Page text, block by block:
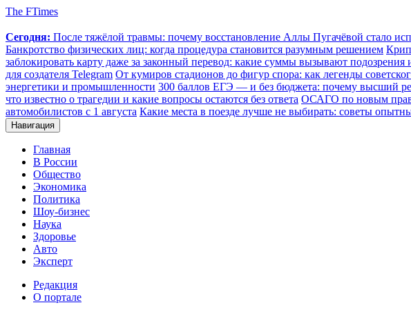
The FTimes
Сегодня: После тяжёлой травмы: почему восстановление Аллы Пугачёвой стало
Банкротство физических лиц: когда процедура становится разумным решением
заблокировать карту даже за законный перевод: какие суммы вызывают подозрения
для создателя Telegram От кумиров стадионов до фигур спора: как легенды
энергетики и промышленности 300 баллов ЕГЭ — и без бюджета: почему высший
что известно о трагедии и какие вопросы остаются без ответа ОСАГО по новым
автомобилистов с 1 августа Какие места в поезде лучше не выбирать: советы
Навигация
Главная
В России
Общество
Экономика
Политика
Шоу-бизнес
Наука
Здоровье
Авто
Эксперт
Редакция
О портале